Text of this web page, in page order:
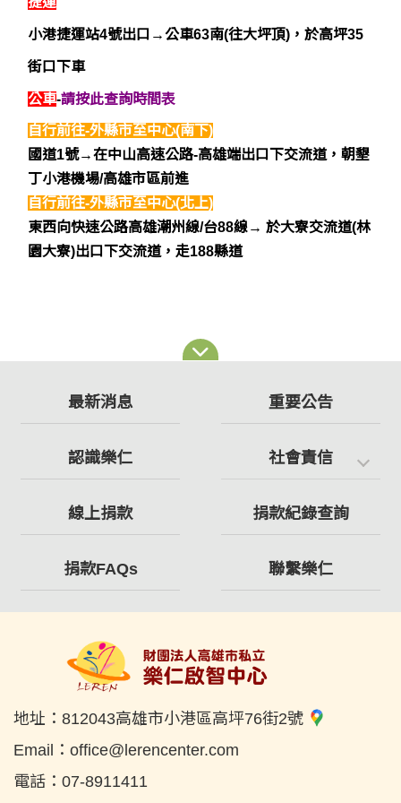
小港捷運站4號出口→公車63南(往大坪頂)，於高坪35
街口下車
公車-請按此查詢時間表
自行前往-外縣市至中心(南下)
國道1號→在中山高速公路-高雄端出口下交流道，朝墾
丁小港機場/高雄市區前進
自行前往-外縣市至中心(北上)
東西向快速公路高雄潮州線/台88線→ 於大寮交流道(林
園大寮)出口下交流道，走188縣道
最新消息 重要公告
認識樂仁 社會責信
線上捐款 捐款紀錄查詢
捐款FAQs 聯繫樂仁
地址： 812043高雄市小港區高坪76街2號
Email： office@lerencenter.com
電話： 07-8911411